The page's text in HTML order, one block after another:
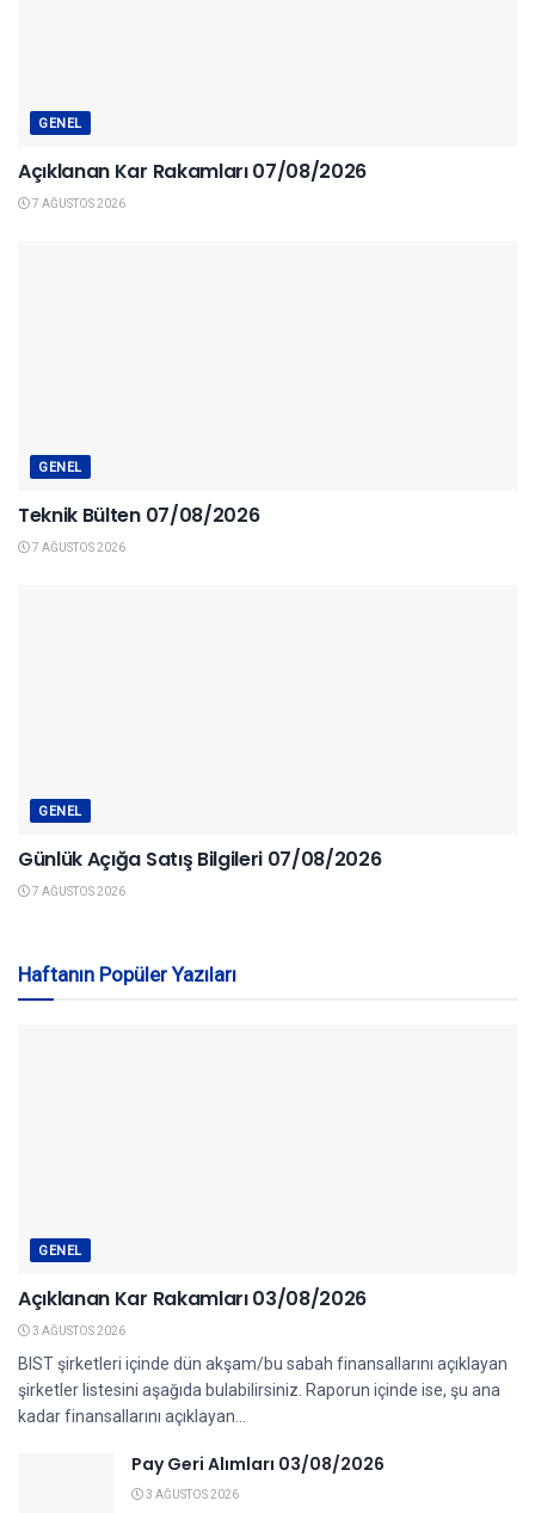
GENEL
Açıklanan Kar Rakamları 07/08/2026
7 AĞUSTOS 2026
GENEL
Teknik Bülten 07/08/2026
7 AĞUSTOS 2026
GENEL
Günlük Açığa Satış Bilgileri 07/08/2026
7 AĞUSTOS 2026
Haftanın Popüler Yazıları
GENEL
Açıklanan Kar Rakamları 03/08/2026
3 AĞUSTOS 2026
BIST şirketleri içinde dün akşam/bu sabah finansallarını açıklayan
şirketler listesini aşağıda bulabilirsiniz. Raporun içinde ise, şu ana
kadar finansallarını açıklayan...
Pay Geri Alımları 03/08/2026
3 AĞUSTOS 2026